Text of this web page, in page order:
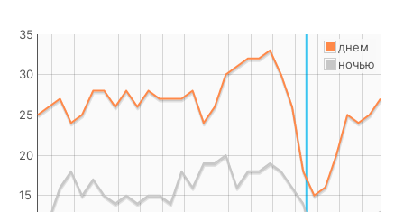
15
20
25
30
35
днем
ночью